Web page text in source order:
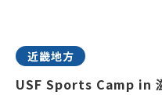
近畿地方
USF Sports Camp in